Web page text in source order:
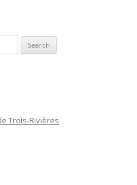
Trois-Rivières